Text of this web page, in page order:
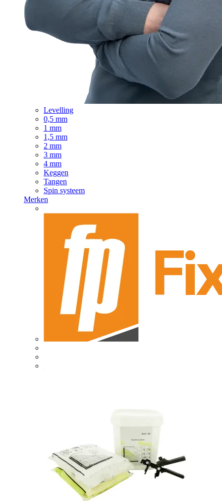
Levelling
0,5 mm
1 mm
1,5 mm
2 mm
3 mm
4 mm
Keggen
Tangen
Spin systeem
Merken